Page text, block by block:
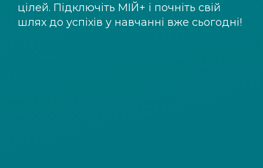
цілей. Підключіть МІЙ+ і почніть свій
шлях до успіхів у навчанні вже сьогодні!